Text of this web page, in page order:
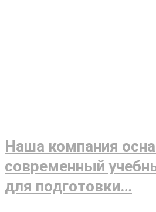
Наша компания
современный
для подготовки…